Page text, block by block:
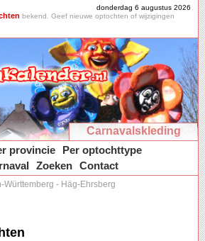
donderdag 6 augustus 2026
bekend. Geef nieuwe optochten of wijzigingen
Carnavalskleding
provincie
Per optochttype
Zoeken Contact
Württemberg - Häg-Ehrsberg